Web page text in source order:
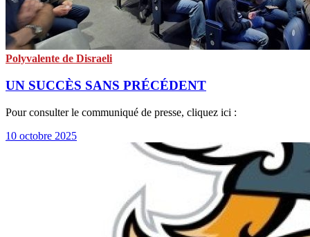
Polyvalente de Disraeli
UN SUCCÈS SANS PRÉCÉDENT
Pour consulter le communiqué de presse, cliquez ici :
10 octobre 2025